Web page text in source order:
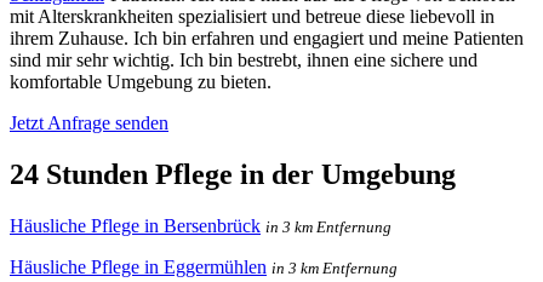
mit Alterskrankheiten spezialisiert und betreue diese liebevoll in
ihrem Zuhause. Ich bin erfahren und engagiert und meine Patienten
sind mir sehr wichtig. Ich bin bestrebt, ihnen eine sichere und
komfortable Umgebung zu bieten.
Jetzt Anfrage senden
24 Stunden Pflege in der Umgebung
Häusliche Pflege in Bersenbrück in 3 km Entfernung
Häusliche Pflege in Eggermühlen in 3 km Entfernung